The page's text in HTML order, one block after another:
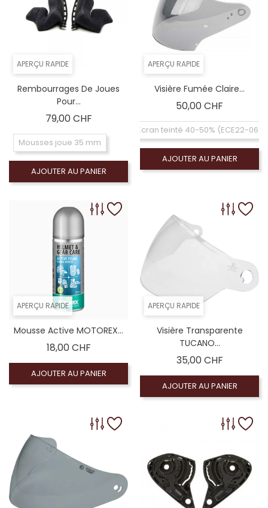
APERÇU RAPIDE
Rembourrages De Joues
Pour...
79,00 CHFPrix
Mousses joue 35 mm
AJOUTER AU PANIER
APERÇU RAPIDE
Visière Fumée Claire...
50,00 CHF
Ecran teinté 40-50% (ECE22-06)
AJOUTER AU PANIER
APERÇU RAPIDE
Mousse Active MOTOREX...
18,00 CHFPrix
AJOUTER AU PANIER
APERÇU RAPIDE
Visière Transparente
TUCANO...
35,00 CHFPrix
AJOUTER AU PANIER